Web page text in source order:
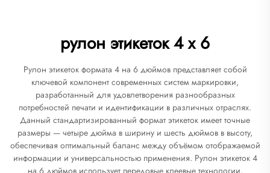
рулон этикеток 4 x 6
Рулон этикеток формата 4 на 6 дюймов представляет собой
ключевой компонент современных систем маркировки,
разработанный для удовлетворения разнообразных
потребностей печати и идентификации в различных отраслях.
Данный стандартизированный формат этикеток имеет точные
размеры — четыре дюйма в ширину и шесть дюймов в высоту,
обеспечивая оптимальный баланс между объёмом отображаемой
информации и универсальностью применения. Рулон этикеток 4
на 6 дюймов использует передовые клеевые технологии,